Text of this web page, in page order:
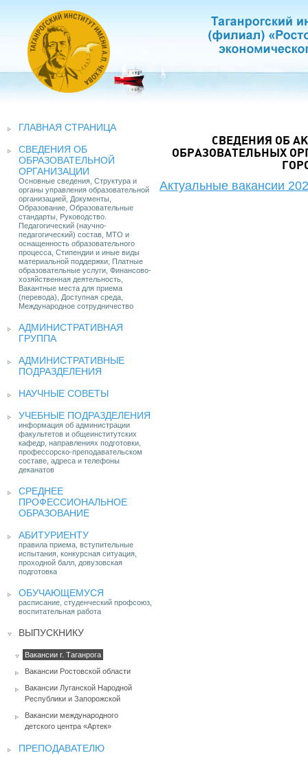
ГЛАВНАЯ СТРАНИЦА
СВЕДЕНИЯ ОБ
ОБРАЗОВАТЕЛЬНОЙ
ОРГАНИЗАЦИИ
Основные сведения, Структура и
органы управления образовательной
организацией, Документы,
Образование, Образовательные
стандарты, Руководство.
Педагогический (научно-
педагогический) состав, МТО и
оснащенность образовательного
процесса, Стипендии и иные виды
материальной поддержки, Платные
образовательные услуги, Финансово-
хозяйственная деятельность,
Вакантные места для приема
(перевода), Доступная среда,
Международное сотрудничество
АДМИНИСТРАТИВНАЯ
ГРУППА
АДМИНИСТРАТИВНЫЕ
ПОДРАЗДЕЛЕНИЯ
НАУЧНЫЕ СОВЕТЫ
УЧЕБНЫЕ ПОДРАЗДЕЛЕНИЯ
информация об администрации
факультетов и общеинститутских
кафедр, направлениях подготовки,
профессорско-преподавательском
составе, адреса и телефоны
деканатов
СРЕДНЕЕ
ПРОФЕССИОНАЛЬНОЕ
ОБРАЗОВАНИЕ
АБИТУРИЕНТУ
правила приема, вступительные
испытания, конкурсная ситуация,
проходной балл, довузовская
подготовка
ОБУЧАЮЩЕМУСЯ
расписание, студенческий профсоюз,
воспитательная работа
ВЫПУСКНИКУ
Вакансии г. Таганрога
Вакансии Ростовской области
Вакансии Луганской Народной
Республики и Запорожской
Вакансии международного
детского центра «Артек»
ПРЕПОДАВАТЕЛЮ
СВЕДЕНИЯ ОБ
ОБРАЗОВАТЕЛЬНЫХ
Актуальные вакансии